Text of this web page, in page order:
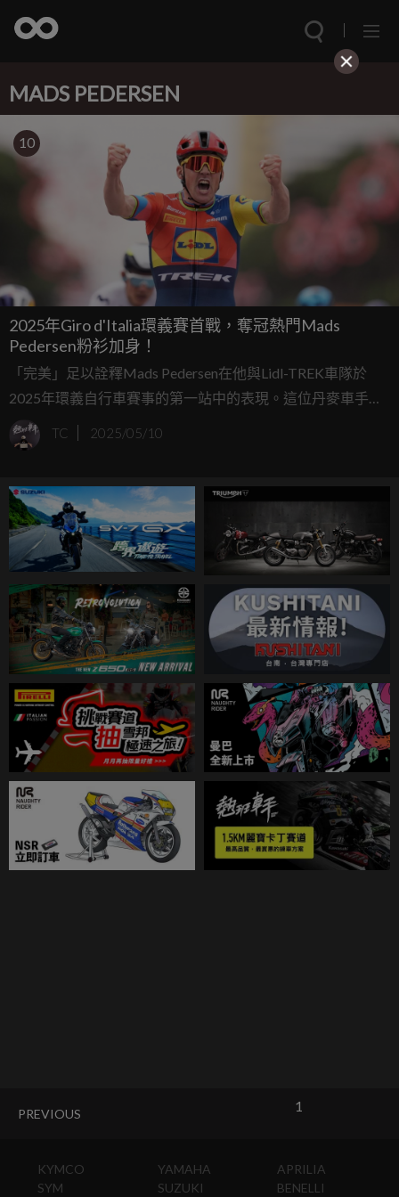
MADS PEDERSEN
10
2025年Giro d'Italia環義賽首戰，奪冠熱門Mads
Pedersen粉衫加身！
「完美」足以詮釋Mads Pedersen在他與Lidl-TREK車隊於
2025年環義自行車賽事的第一站中的表現。這位丹麥車手贏
得了阿爾巴尼亞首場比賽，並首度穿上代表賽事領騎的粉紅
衫榮耀。
TC 2025/05/10
PREVIOUS 1
KYMCO
SYM
YAMAHA
SUZUKI
APRILIA
BENELLI